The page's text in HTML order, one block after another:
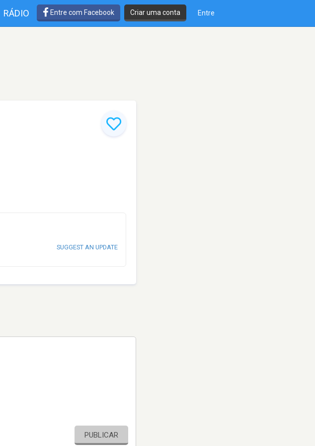
RÁDIO Entre com Facebook Criar uma conta Entre
SUGGEST AN UPDATE
PUBLICAR